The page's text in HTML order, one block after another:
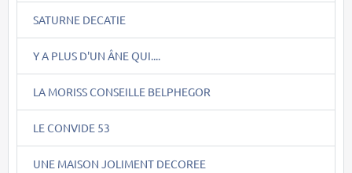
SATURNE DECATIE
Y A PLUS D'UN ÂNE QUI....
LA MORISS CONSEILLE BELPHEGOR
LE CONVIDE 53
UNE MAISON JOLIMENT DECOREE